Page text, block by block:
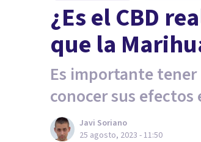
¿Es el CBD
que la
Es importante
conocer sus efectos
Javi Soriano
25 agosto, 2023 - 11:50